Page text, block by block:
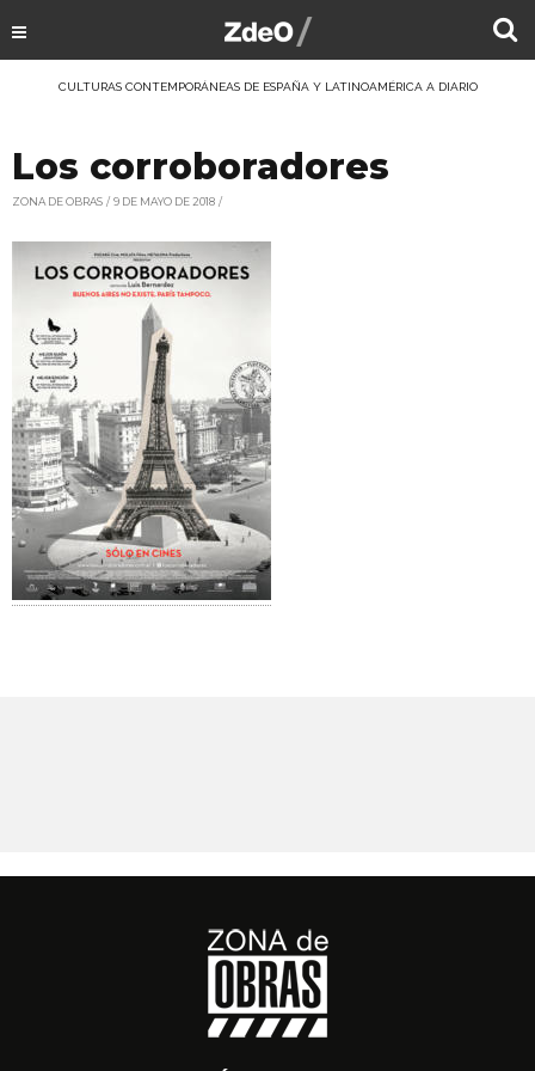
CULTURAS CONTEMPORÁNEAS DE ESPAÑA Y LATINOAMÉRICA A DIARIO
Los corroboradores
ZONA DE OBRAS 9 DE MAYO DE 2018